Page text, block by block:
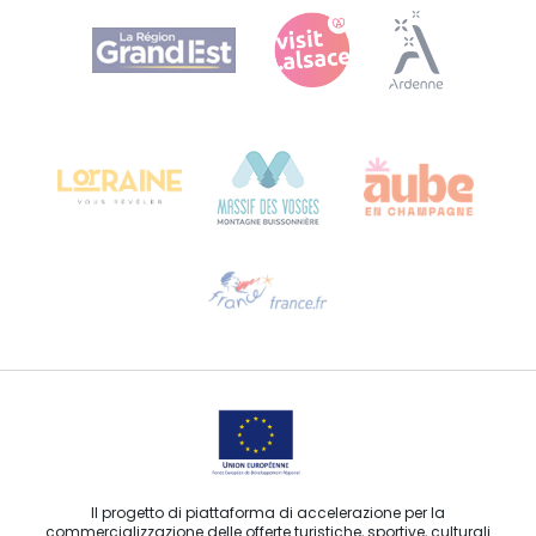
Agence Régionale du Tourisme Grand Est
Bureau de Colmar (sede operativa)
Contattaci per e-mail
Il progetto di piattaforma di accelerazione per la